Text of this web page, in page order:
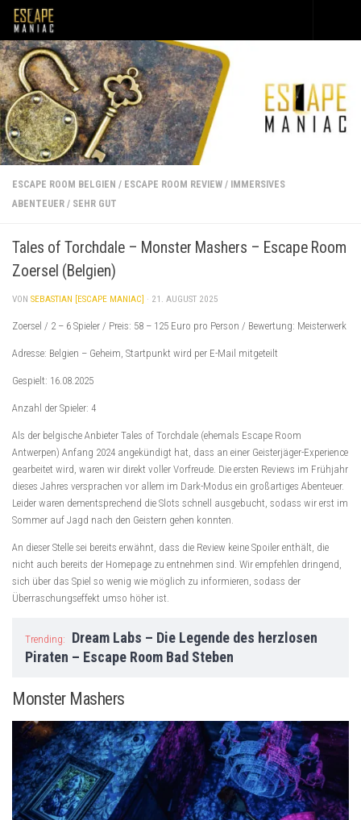
Unter dem Inhalt
ESCAPE ROOM BELGIEN / ESCAPE ROOM REVIEW / IMMERSIVES
ABENTEUER / SEHR GUT
Tales of Torchdale – Monster Mashers – Escape Room
Zoersel (Belgien)
VON SEBASTIAN [ESCAPE MANIAC] · 21. AUGUST 2025
Zoersel / 2 – 6 Spieler / Preis: 58 – 125 Euro pro Person / Bewertung: Meisterwerk
Adresse: Belgien – Geheim, Startpunkt wird per E-Mail mitgeteilt
Gespielt: 16.08.2025
Anzahl der Spieler: 4
Als der belgische Anbieter Tales of Torchdale (ehemals Escape Room
Antwerpen) Anfang 2024 angekündigt hat, dass an einer Geisterjäger-Experience
gearbeitet wird, waren wir direkt voller Vorfreude. Die ersten Reviews im Frühjahr
dieses Jahres versprachen vor allem im Dark-Modus ein großartiges Abenteuer.
Leider waren dementsprechend die Slots schnell ausgebucht, sodass wir erst im
Sommer auf Jagd nach den Geistern gehen konnten.
An dieser Stelle sei bereits erwähnt, dass die Review keine Spoiler enthält, die
nicht auch bereits der Homepage zu entnehmen sind. Wir empfehlen dringend,
sich über das Spiel so wenig wie möglich zu informieren, sodass der
Überraschungseffekt umso höher ist.
Trending:
Dream Labs – Die Legende des herzlosen
Piraten – Escape Room Bad Steben
Monster Mashers